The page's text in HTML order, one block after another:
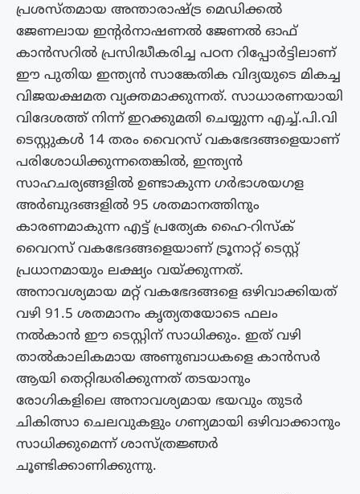
പ്രശസ്തമായ അന്താരാഷ്ട്ര മെഡിക്കൽ
ജേണലായ ഇൻ്റർനാഷണൽ ജേണൽ ഓഫ്
കാൻസറിൽ പ്രസിദ്ധീകരിച്ച പഠന റിപ്പോർട്ടിലാണ്
ഈ പുതിയ ഇന്ത്യൻ സാങ്കേതിക വിദ്യയുടെ മികച്ച
വിജയക്ഷമത വ്യക്തമാക്കുന്നത്. സാധാരണയായി
വിദേശത്ത് നിന്ന് ഇറക്കുമതി ചെയ്യുന്ന എച്ച്.പി.വി
ടെസ്റ്റുകൾ 14 തരം വൈറസ് വകഭേദങ്ങളെയാണ്
പരിശോധിക്കുന്നതെങ്കിൽ, ഇന്ത്യൻ
സാഹചര്യങ്ങളിൽ ഉണ്ടാകുന്ന ഗർഭാശയഗള
അർബുദങ്ങളിൽ 95 ശതമാനത്തിനും
കാരണമാകുന്ന എട്ട് പ്രത്യേക ഹൈ-റിസ്‌ക്
വൈറസ് വകഭേദങ്ങളെയാണ് ട്രൂനാറ്റ് ടെസ്റ്റ്
പ്രധാനമായും ലക്ഷ്യം വയ്ക്കുന്നത്.
അനാവശ്യമായ മറ്റ് വകഭേദങ്ങളെ ഒഴിവാക്കിയത്
വഴി 91.5 ശതമാനം കൃത്യതയോടെ ഫലം
നൽകാൻ ഈ ടെസ്റ്റിന് സാധിക്കും. ഇത് വഴി
താൽകാലികമായ അണുബാധകളെ കാൻസർ
ആയി തെറ്റിദ്ധരിക്കുന്നത് തടയാനും
രോഗികളിലെ അനാവശ്യമായ ഭയവും തുടർ
ചികിത്സാ ചെലവുകളും ഗണ്യമായി ഒഴിവാക്കാനും
സാധിക്കുമെന്ന് ശാസ്ത്രജ്ഞർ
ചൂണ്ടിക്കാണിക്കുന്നു.